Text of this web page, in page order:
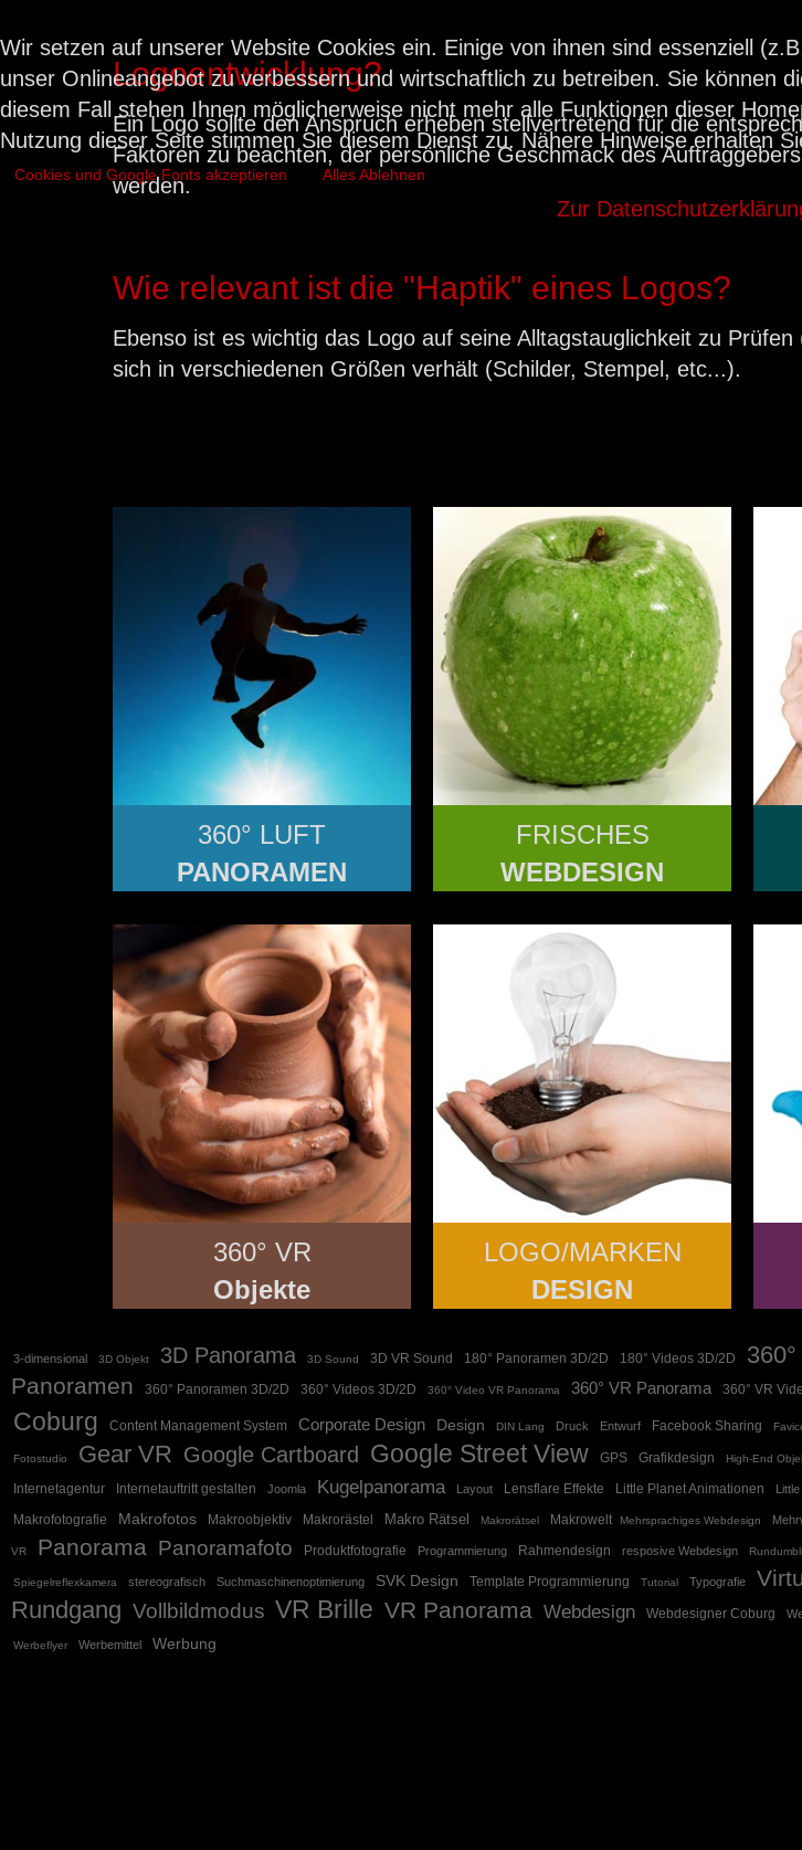
Logoentwicklung?
Ein Logo sollte den Anspruch erheben stellvertretend für die
Faktoren zu beachten, der persönliche Geschmack des
werden.
Wie relevant ist die "Haptik" eines Logos?
Ebenso ist es wichtig das Logo auf seine Alltagstauglichkeit zu
sich in verschiedenen Größen verhält (Schilder, Stempel, etc...).
360° LUFT
PANORAMEN
FRISCHES
WEBDESIGN
360° VR
Objekte
LOGO/MARKEN
DESIGN
3-dimensional 3D Objekt 3D Panorama 3D Sound 3D VR Sound 180° Panoramen 3D/2D 180° Videos 3D/2D
Panoramen
360° Panoramen 3D/2D 360° Videos 3D/2D 360° Video VR Panorama 360° VR Panorama 360° VR
Coburg Content Management System Corporate Design Design DIN Lang Druck Entwurf Facebook Sharing
Fotostudio Gear VR Google Cartboard Google Street View GPS Grafikdesign High-End
Internetagentur Internetauftritt gestalten Joomla Kugelpanorama Layout Lensflare Effekte Little Planet Animationen
Makrofotografie
Makrofotos Makroobjektiv Makrorästel Makro Rätsel Makrorätsel Makrowelt Mehrsprachiges Webdesign
VR Panorama Panoramafoto Produktfotografie Programmierung Rahmendesign resposive Webdesign
Spiegelreflexkamera stereografisch Suchmaschinenoptimierung SVK Design Template Programmierung Tutorial Typografie
Rundgang Vollbildmodus VR Brille VR Panorama Webdesign Webdesigner Coburg
Werbeflyer Werbemittel Werbung
Wir setzen auf unserer Website Cookies ein. Einige von ihnen sind essenziell
unser Onlineangebot zu verbessern und wirtschaftlich zu betreiben. Sie können
diesem Fall stehen Ihnen möglicherweise nicht mehr alle Funktionen dieser
Nutzung dieser Seite stimmen Sie diesem Dienst zu. Nähere Hinweise erhalten
Cookies und Google Fonts akzeptieren Alles Ablehnen
Zur